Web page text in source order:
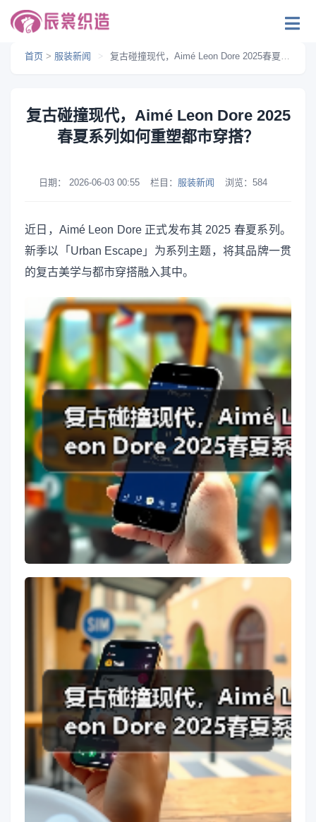
首页 > 服装新闻 > 复古碰撞现代，Aimé Leon Dore 2025春夏系列如何重塑都市穿搭？
复古碰撞现代，Aimé Leon Dore 2025
春夏系列如何重塑都市穿搭？
日期： 2026-06-03 00:55 栏目： 服装新闻 浏览： 584
近日，Aimé Leon Dore 正式发布其 2025 春夏系列。
新季以「Urban Escape」为系列主题，将其品牌一贯
的复古美学与都市穿搭融入其中。